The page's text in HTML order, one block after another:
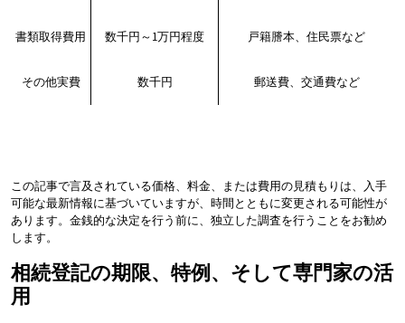
書類取得費用 数千円～1万円程度 戸籍謄本、住民票など
その他実費 数千円 郵送費、交通費など
この記事で言及されている価格、料金、または費用の見積もりは、入手
可能な最新情報に基づいていますが、時間とともに変更される可能性が
あります。金銭的な決定を行う前に、独立した調査を行うことをお勧め
します。
相続登記の期限、特例、そして専門家の活
用